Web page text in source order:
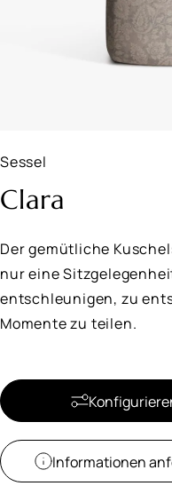
Sessel
Clara
Der gemütliche
nur eine
entschleunigen, zu
Momente zu teilen.
Informationen